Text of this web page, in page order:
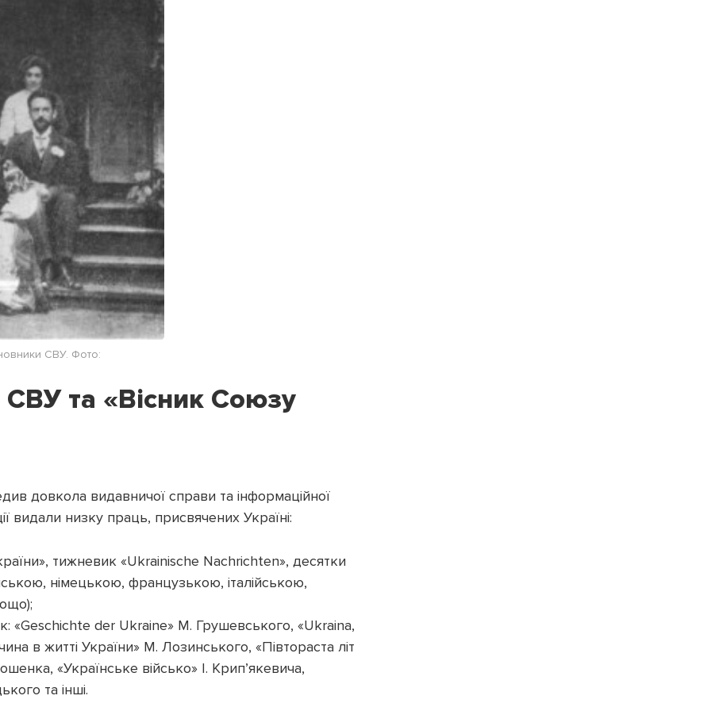
СВУ. Фото:
СВУ та «Вісник Союзу
довкола видавничої справи та інформаційної
видали низку праць, присвячених Україні:
тижневик «Ukrainische Nachrichten», десятки
німецькою, французькою, італійською,
«Geschichte der Ukraine» М. Грушевського, «Ukraina,
в житті України» М. Лозинського, «Півтораста літ
«Українське військо» І. Крип’якевича,
та інші.